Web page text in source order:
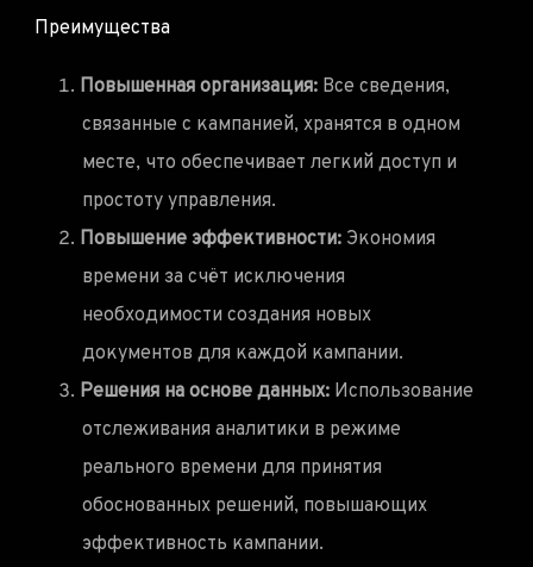
Преимущества
Повышенная организация: Все сведения,
связанные с кампанией, хранятся в одном
месте, что обеспечивает легкий доступ и
простоту управления.
Повышение эффективности: Экономия
времени за счёт исключения
необходимости создания новых
документов для каждой кампании.
Решения на основе данных: Использование
отслеживания аналитики в режиме
реального времени для принятия
обоснованных решений, повышающих
эффективность кампании.